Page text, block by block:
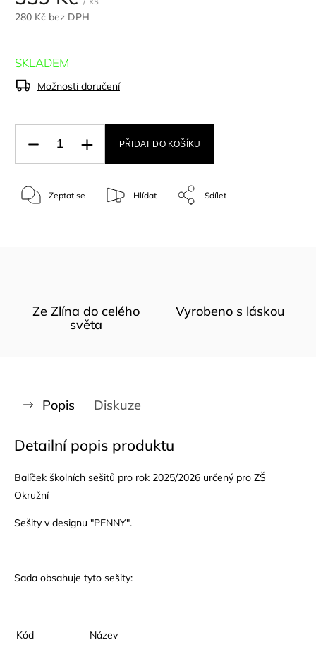
280 Kč bez DPH
SKLADEM
Možnosti doručení
PŘIDAT DO KOŠÍKU
Zeptat se Hlídat Sdílet
Ze Zlína do celého
světa
Vyrobeno s láskou
Popis Diskuze
Detailní popis produktu
Balíček školních sešitů pro rok 2025/2026 určený pro ZŠ
Okružní
Sešity v designu "PENNY".
Sada obsahuje tyto sešity:
Kód Název